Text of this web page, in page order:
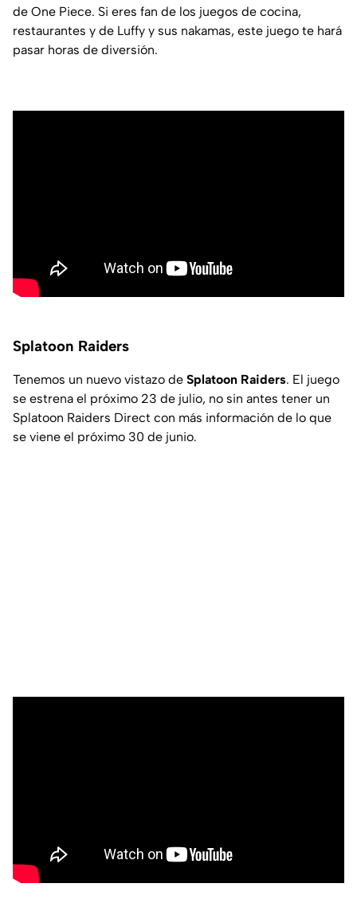
de One Piece. Si eres fan de los juegos de cocina,
restaurantes y de Luffy y sus nakamas, este juego te hará
pasar horas de diversión.
Splatoon Raiders
Tenemos un nuevo vistazo de Splatoon Raiders. El juego
se estrena el próximo 23 de julio, no sin antes tener un
Splatoon Raiders Direct con más información de lo que
se viene el próximo 30 de junio.